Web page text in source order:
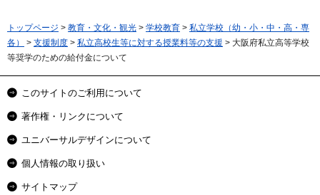
トップページ > 教育・文化・観光 > 学校教育 > 私立学校（幼・小・中・高・専
各）
> 支援制度 > 私立高校生等に対する授業料等の支援 > 大阪府私立高等学校
等奨学のための給付金について
このサイトのご利用について
著作権・リンクについて
ユニバーサルデザインについて
個人情報の取り扱い
サイトマップ